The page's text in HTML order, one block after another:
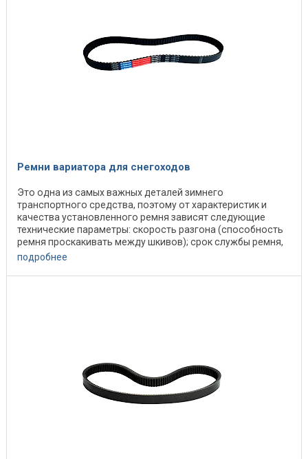
Ремни вариатора для снегоходов
Это одна из самых важных деталей зимнего
транспортного средства, поэтому от характеристик и
качества установленного ремня зависят следующие
технические параметры: скорость разгона (способность
ремня проскакивать между шкивов); срок службы ремня,
...
подробнее